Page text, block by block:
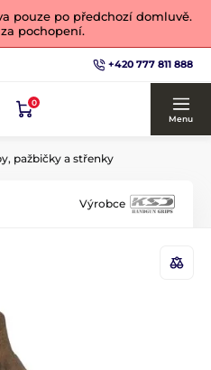
pouze po předchozí domluvě.
pochopení.
+420 777 811 888
0
Menu
pažbičky a střenky
Výrobce